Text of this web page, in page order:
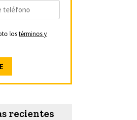
lostérminos y
recientes